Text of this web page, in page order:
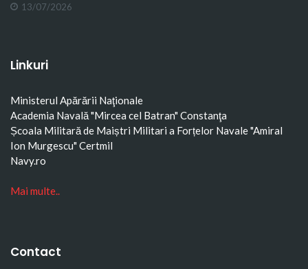
13/07/2026
Linkuri
Ministerul Apărării Naţionale
Academia Navală "Mircea cel Batran" Constanţa
Școala Militară de Maiștri Militari a Forțelor Navale "Amiral
Ion Murgescu" Certmil
Navy.ro
Mai multe..
Contact